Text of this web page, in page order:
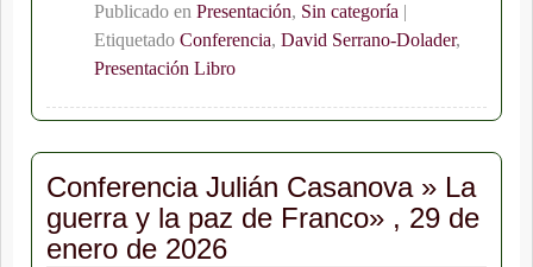
Publicado en Presentación, Sin categoría |
Etiquetado Conferencia, David Serrano-Dolader,
Presentación Libro
Conferencia Julián Casanova » La
guerra y la paz de Franco» , 29 de
enero de 2026